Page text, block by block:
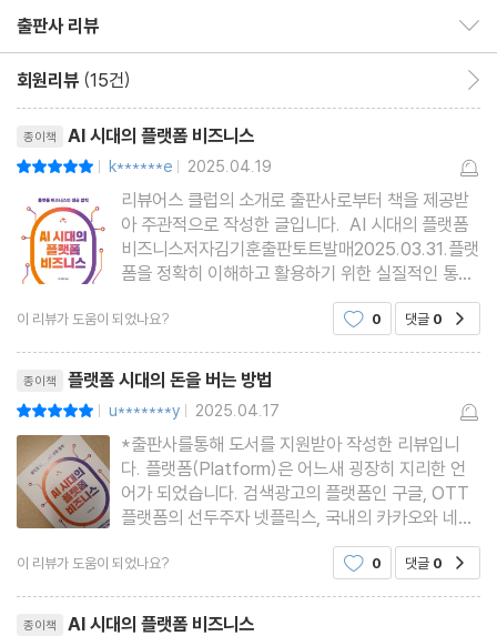
닭이 먼저냐 달걀이 먼저냐
플랫폼 만들기
단면 시장에서 양질의 서비스를 제공하여 사용자 그룹 확보하기
존재하지 않던 중개 서비스 제공하기
기존의 중개 서비스 대체하기
플랫폼 성장 전략, 비대칭 가격 구조
플랫폼은 혜택을 주는 면과 돈을 버는 면을 연결한다
플랫폼은 가격에 민감한 그룹에 혜택을 주어야 한다
제4장 플랫폼 경쟁: 승자 독식과 멀티호밍
승자 독식
싱글호밍(singlehoming) vs 멀티호밍(multihoming)
플랫폼의 공존
출판사 리뷰
회원리뷰 (15건)
종이책 AI 시대의 플랫폼 비즈니스
| k******e | 2025.04.19
리뷰어스 클럽의 소개로 출판사로부터 책을 제공받
아 주관적으로 작성한 글입니다. AI 시대의 플랫폼
비즈니스저자김기훈출판토트발매2025.03.31.플랫
폼을 정확히 이해하고 활용하기 위한 실질적인 통찰
을 제공하고 있있는 도서는 단순한 개념 설명이나 성
공 사례의 나열에 머무르지 않고, 변화하는 시대, 특
비즈니스가 어떤 식으로 진
이 리뷰가 도움이 되었나요? 0 댓글 0
종이책 플랫폼 시대의 돈을 버는 방법
| u*******y | 2025.04.17
*출판사를통해 도서를 지원받아 작성한 리뷰입니
다. 플랫폼(Platform)은 어느새 굉장히 지리한 언
어가 되었습니다. 검색광고의 플랫폼인 구글, OTT
플랫폼의 선두주자 넷플릭스, 국내의 카카오와 네이
버 플랫폼 그리고 토스와 같은 금융플랫폼을 언급하
는 것도 ‘지겨워지는’ 이야기지요. 중요한 것은 어떤
니라 누구나 자신의 브랜딩
이 리뷰가 도움이 되었나요? 0 댓글 0
종이책 AI 시대의 플랫폼 비즈니스